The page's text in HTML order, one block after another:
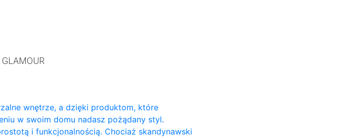
wnętrze, a dzięki produktom, które
w swoim domu nadasz pożądany styl.
i funkcjonalnością. Chociaż skandynawski